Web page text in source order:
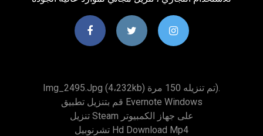
Img_2495.jpg (4،232kb) تم تنزيله 150 مرة).
قم بتنزيل تطبيق Evernote Windows
تنزيل Steam على جهاز الكمبيوتر
تشرنوبيل Hd Download Mp4